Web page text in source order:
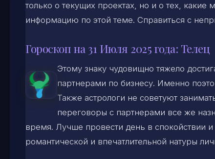
только о текущих проектах, но и о тех,
информацию по этой теме. Справиться с
Гороскоп на 31 Июля 2025 года: Телец
Этому знаку чудовищно тяжело
партнерами по бизнесу. Именно
Также астрологи не советуют
переговоры с партнерами все же
время. Лучше провести день в спокойствии и
романтической и впечатлительной натуры